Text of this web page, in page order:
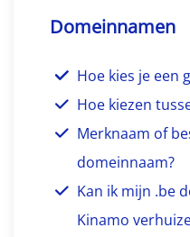
Domeinnamen
Hoe kies je een
Hoe kiezen
Merknaam of
domeinnaam?
Kan ik mijn .be
Kinamo